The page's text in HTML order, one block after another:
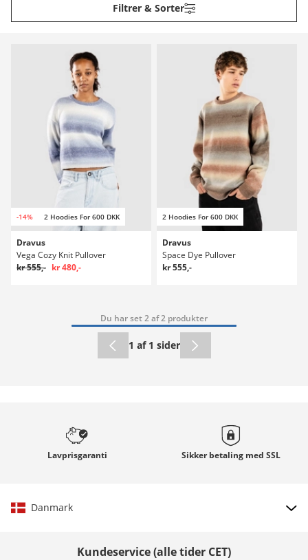
Filtrer & Sorter
-14% 2 Hoodies For 600 DKK
Dravus
Vega Cozy Knit Pullover
kr 555,- kr 480,-
2 Hoodies For 600 DKK
Dravus
Space Dye Pullover
kr 555,-
Du har set 2 af 2 produkter
1 af 1 sider
Lavprisgaranti Sikker betaling med SSL
Danmark
Kundeservice (alle tider CET)